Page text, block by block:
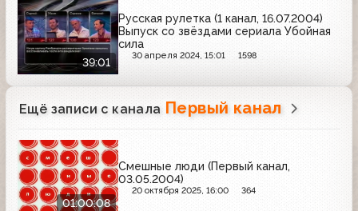
39:01
Русская рулетка (1 канал, 16.07.2004)
Выпуск со звёздами сериала Убойная
сила
30 апреля 2024, 15:01 1598
Ещё записи с канала Первый канал
01:00:08
Смешные люди (Первый канал,
03.05.2004)
20 октября 2025, 16:00 364